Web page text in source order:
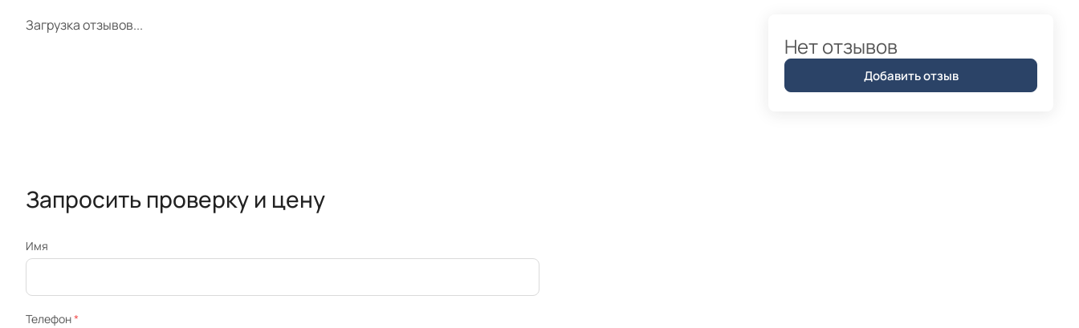
Загрузка отзывов...
Нет отзывов
Добавить отзыв
Запросить проверку и цену
Имя
Телефон*